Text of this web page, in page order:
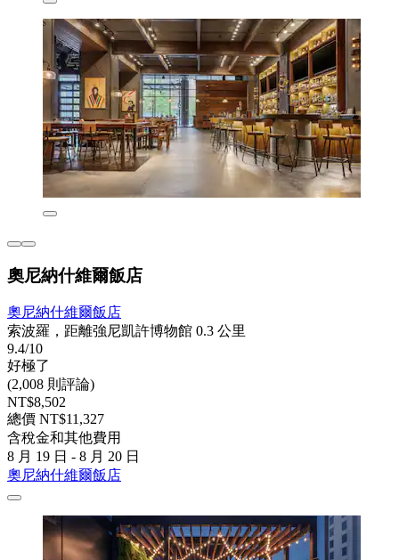
奧尼納什維爾飯店
奧尼納什維爾飯店
索波羅，距離強尼凱許博物館 0.3 公里
9.4/10
好極了
(2,008 則評論)
NT$8,502
總價 NT$11,327
含稅金和其他費用
8 月 19 日 - 8 月 20 日
奧尼納什維爾飯店